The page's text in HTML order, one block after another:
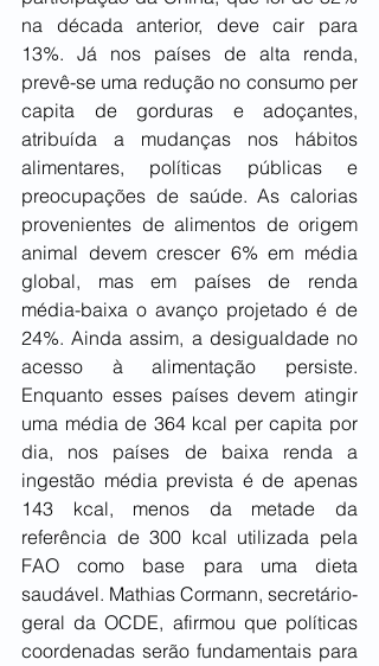
na década anterior, deve cair para
13%. Já nos países de alta renda,
prevê-se uma redução no consumo per
capita de gorduras e adoçantes,
atribuída a mudanças nos hábitos
alimentares, políticas públicas e
preocupações de saúde. As calorias
provenientes de alimentos de origem
animal devem crescer 6% em média
global, mas em países de renda
média-baixa o avanço projetado é de
24%. Ainda assim, a desigualdade no
acesso à alimentação persiste.
Enquanto esses países devem atingir
uma média de 364 kcal per capita por
dia, nos países de baixa renda a
ingestão média prevista é de apenas
143 kcal, menos da metade da
referência de 300 kcal utilizada pela
FAO como base para uma dieta
saudável. Mathias Cormann, secretário-
geral da OCDE, afirmou que políticas
coordenadas serão fundamentais para